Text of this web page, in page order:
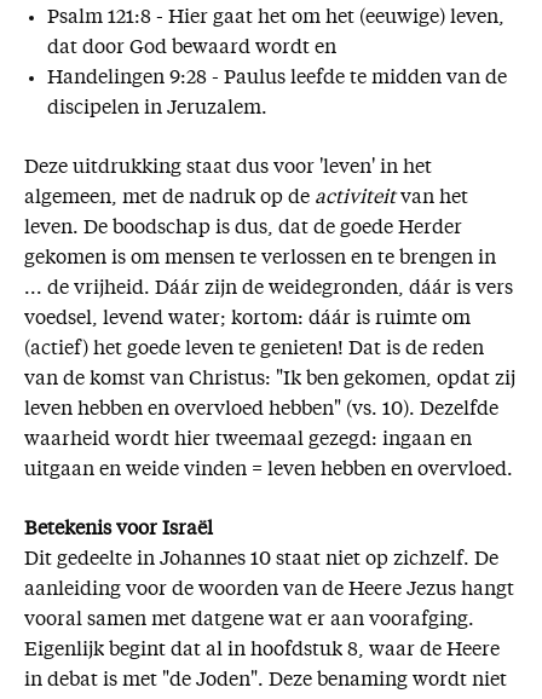
Psalm 121:8 - Hier gaat het om het (eeuwige) leven,
dat door God bewaard wordt en
Handelingen 9:28 - Paulus leefde te midden van de
discipelen in Jeruzalem.
Deze uitdrukking staat dus voor 'leven' in het
algemeen, met de nadruk op de activiteitvan het
leven. De boodschap is dus, dat de goede Herder
gekomen is om mensen te verlossen en te brengen in
... de vrijheid. Dáár zijn de weidegronden, dáár is vers
voedsel, levend water; kortom: dáár is ruimte om
(actief) het goede leven te genieten! Dat is de reden
van de komst van Christus: "Ik ben gekomen, opdat zij
leven hebben en overvloed hebben" (vs. 10). Dezelfde
waarheid wordt hier tweemaal gezegd: ingaan en
uitgaan en weide vinden = leven hebben en overvloed.
Betekenis voor Israël
Dit gedeelte in Johannes 10 staat niet op zichzelf. De
aanleiding voor de woorden van de Heere Jezus hangt
vooral samen met datgene wat er aan voorafging.
Eigenlijk begint dat al in hoofdstuk 8, waar de Heere
in debat is met "de Joden". Deze benaming wordt niet